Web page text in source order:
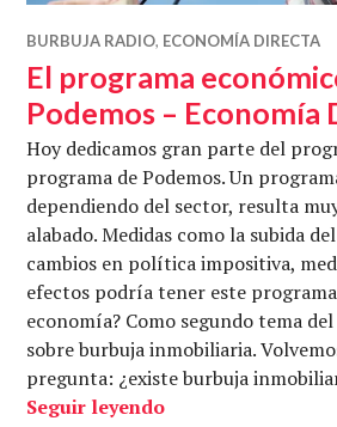
BURBUJA RADIO, ECONOMÍA DIRECTA
El programa
Podemos – Economía
Hoy dedicamos gran parte del
programa de Podemos. Un
dependiendo del sector, resulta
alabado. Medidas como la subida
cambios en política impositiva,
efectos podría tener este
economía? Como segundo tema
sobre burbuja inmobiliaria.
pregunta: ¿existe burbuja
Seguir leyendoEl programa